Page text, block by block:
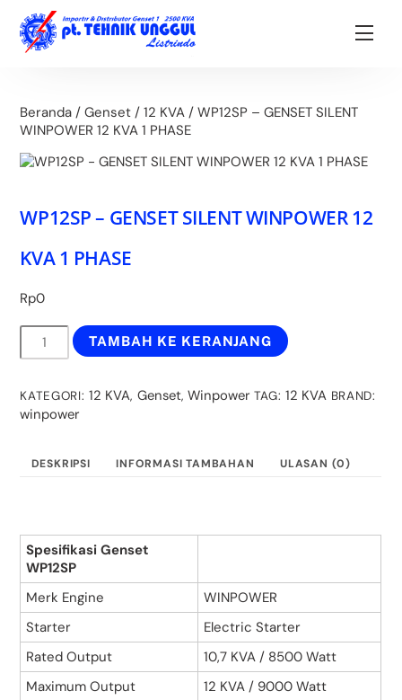
content
Beranda /Genset /12 KVA / WP12SP – GENSET SILENT
WINPOWER 12 KVA 1 PHASE
WP12SP – GENSET SILENT WINPOWER 12
KVA 1 PHASE
Rp0
Kuantitas
WP12SP
GENSET
SILENT
WINPOWER
KVA
TAMBAH KE KERANJANG
KATEGORI:12 KVA, Genset, Winpower TAG: 12 KVA BRAND:
winpower
DESKRIPSI INFORMASI TAMBAHAN ULASAN (0)
Spesifikasi Genset
WP12SP
Merk Engine
WINPOWER
Starter
Electric Starter
Rated Output
10,7 KVA / 8500 Watt
Maximum Output
12 KVA / 9000 Watt